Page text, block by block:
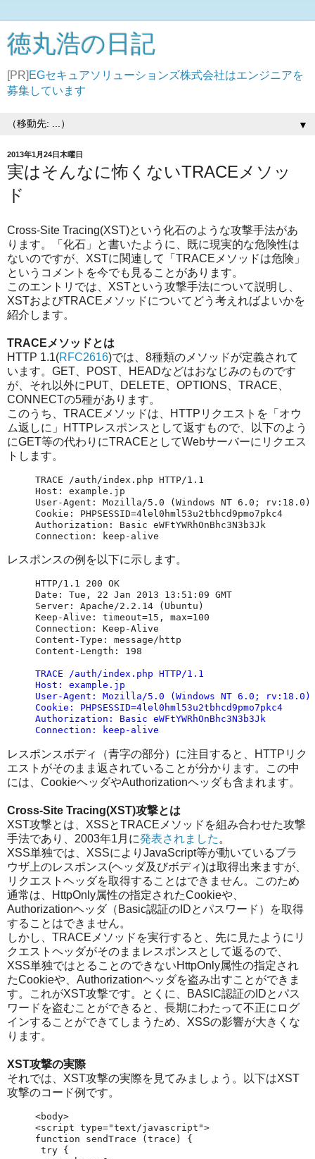
徳丸浩の日記
[PR] EGセキュアソリューションズ株式会社はエンジニアを
募集しています
▼
2013年1月24日木曜日
実はそんなに怖くないTRACEメソッ
ド
Cross-Site Tracing(XST)という化石のような攻撃手法があ
ります。「化石」と書いたように、既に現実的な危険性は
ないのですが、XSTに関連して「TRACEメソッドは危険」
というコメントを今でも見ることがあります。
このエントリでは、XSTという攻撃手法について説明し、
XSTおよびTRACEメソッドについてどう考えればよいかを
紹介します。
TRACEメソッドとは
HTTP 1.1(RFC2616)では、8種類のメソッドが定義されて
います。GET、POST、HEADなどはおなじみのものです
が、それ以外にPUT、DELETE、OPTIONS、TRACE、
CONNECTの5種があります。
このうち、TRACEメソッドは、HTTPリクエストを「オウ
ム返しに」HTTPレスポンスとして返すもので、以下のよう
にGET等の代わりにTRACEとしてWebサーバーにリクエス
トします。
TRACE /auth/index.php HTTP/1.1
Host: example.jp
User-Agent: Mozilla/5.0 (Windows NT 6.0; rv:18.0)
Cookie: PHPSESSID=4lel0hml53u2tbhcd9pmo7pkc4
Authorization: Basic eWFtYWRhOnBhc3N3b3Jk
レスポンスの例を以下に示します。
HTTP/1.1 200 OK
Date: Tue, 22 Jan 2013 13:51:09 GMT
Server: Apache/2.2.14 (Ubuntu)
Keep-Alive: timeout=15, max=100
Connection: Keep-Alive
Content-Type: message/http
Content-Length: 198
TRACE /auth/index.php HTTP/1.1
Host: example.jp
User-Agent: Mozilla/5.0 (Windows NT 6.0; rv:18.0)
Cookie: PHPSESSID=4lel0hml53u2tbhcd9pmo7pkc4
Authorization: Basic eWFtYWRhOnBhc3N3b3Jk
Connection: keep-alive
レスポンスボディ（青字の部分）に注目すると、HTTPリク
エストがそのまま返されていることが分かります。この中
には、CookieヘッダやAuthorizationヘッダも含まれます。
Cross-Site Tracing(XST)攻撃とは
XST攻撃とは、XSSとTRACEメソッドを組み合わせた攻撃
手法であり、2003年1月に発表されました 。
XSS単独では、XSSによりJavaScript等が動いているブラ
ウザ上のレスポンス(ヘッダ及びボディ)は取得出来ますが、
リクエストヘッダを取得することはできません。このため
通常は、HttpOnly属性の指定されたCookieや、
Authorizationヘッダ（Basic認証のIDとパスワード）を取得
することはできません。
しかし、TRACEメソッドを実行すると、先に見たようにリ
クエストヘッダがそのままレスポンスとして返るので、
XSS単独ではとることのできないHttpOnly属性の指定され
たCookieや、Authorizationヘッダを盗み出すことができま
す。これがXST攻撃です。とくに、BASIC認証のIDとパス
ワードを盗むことができると、長期にわたって不正にログ
インすることができてしまうため、XSSの影響が大きくな
ります。
XST攻撃の実際
それでは、XST攻撃の実際を見てみましょう。以下はXST
攻撃のコード例です。
<body>
<script type="text/javascript">
function sendTrace (trace) {
try {